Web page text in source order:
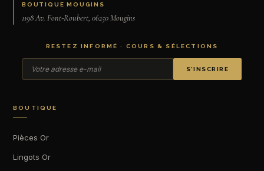
BOUTIQUE MOUGINS
1198 Av. Font-Roubert, 06250 Mougins
RESTEZ INFORMÉ · COURS & SÉLECTIONS
S’INSCRIRE
BOUTIQUE
Pièces Or
Lingots Or